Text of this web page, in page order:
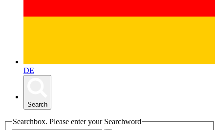
DE
Search
Searchbox. Please enter your Searchword